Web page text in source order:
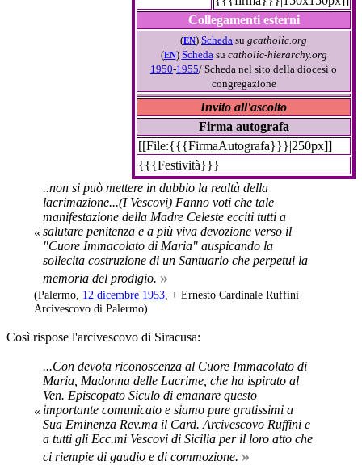
Collegamenti esterni
(EN) Scheda su gcatholic.org
(EN) Scheda su catholic-hierarchy.org
1950-1955/ Scheda nel sito della diocesi o
congregazione
Invito all'ascolto
Firma autografa
[[File:{{{FirmaAutografa}}}|250px]]
{{{Festività}}}
«
..non si può mettere in dubbio la realtà della
lacrimazione...(I Vescovi) Fanno voti che tale
manifestazione della Madre Celeste ecciti tutti a
salutare penitenza e a più viva devozione verso il
"Cuore Immacolato di Maria" auspicando la
sollecita costruzione di un Santuario che perpetui la
memoria del prodigio. »
(Palermo, 12 dicembre 1953 , + Ernesto Cardinale Ruffini
Arcivescovo di Palermo)
Così rispose l'arcivescovo di Siracusa:
«
...Con devota riconoscenza al Cuore Immacolato di
Maria, Madonna delle Lacrime, che ha ispirato al
Ven. Episcopato Siculo di emanare questo
importante comunicato e siamo pure gratissimi a
Sua Eminenza Rev.ma il Card. Arcivescovo Ruffini e
a tutti gli Ecc.mi Vescovi di Sicilia per il loro atto che
ci riempie di gaudio e di commozione. »